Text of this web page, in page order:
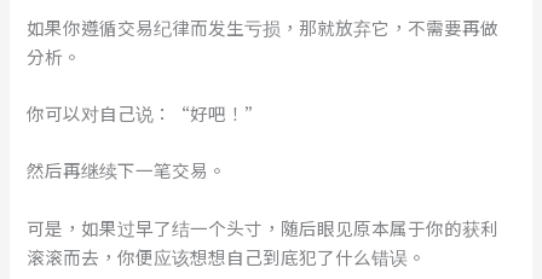
如果你遵循交易纪律而发生亏损，那就放弃它，不需要再做
分析。
你可以对自己说：“好吧！”
然后再继续下一笔交易。
可是，如果过早了结一个头寸，随后眼见原本属于你的获利
滚滚而去，你便应该想想自己到底犯了什么错误。